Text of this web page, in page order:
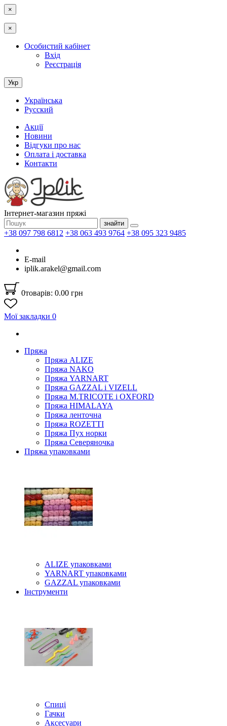
×
×
Особистий кабінет
Вхід
Реєстрація
Укр
Українська
Русский
Акції
Новини
Відгуки про нас
Оплата і доставка
Контакти
Інтернет-магазин пряжі
знайти
+38 097 798 6812 +38 063 493 9764 +38 095 323 9485
E-mail
iplik.arakel@gmail.com
0товарів: 0.00 грн
Мої закладки 0
Пряжа
Пряжа ALIZE
Пряжа NAKO
Пряжа YARNART
Пряжа GAZZAL і VIZELL
Пряжа M.TRICOTE і OXFORD
Пряжа HIMALAYA
Пряжа ленточна
Пряжа ROZETTI
Пряжа Пух норки
Пряжа Северяночка
Пряжа упаковками
ALIZE упаковками
YARNART упаковками
GAZZAL упаковками
Інструменти
Спиці
Гачки
Аксесуари